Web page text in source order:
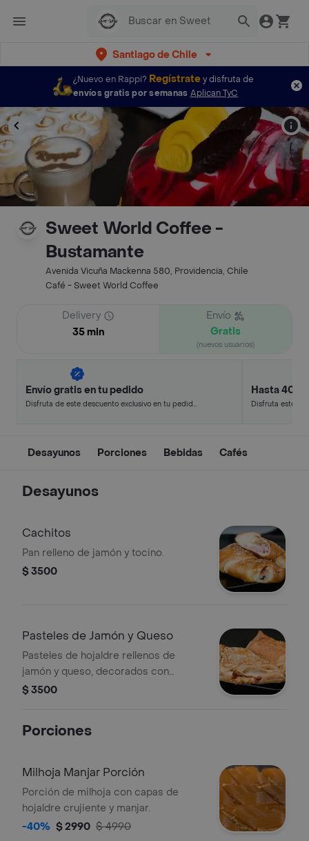
Santiago de Chile
¿Nuevo en Rappi? Regístratey disfruta de
envíos gratis por semanas Aplican TyC
Sweet World Coffee -
Bustamante
Avenida Vicuña Mackenna 580, Providencia, Chile
Café - Sweet World Coffee
Delivery
35 min
Envío
Gratis
(nuevos usuarios)
Envío gratis en tu pedido
Disfruta de este descuento exclusivo en tu pedido
Hasta 40%
Disfruta este
Desayunos Porciones Bebidas Cafés
Desayunos
Cachitos
Pan relleno de jamón y tocino.
$ 3500
Pasteles de Jamón y Queso
Pasteles de hojaldre rellenos de
jamón y queso, decorados con
semillas de sésamo.
$ 3500
Porciones
Milhoja Manjar Porción
Porción de milhoja con capas de
hojaldre crujiente y manjar.
-40% $ 2990 $ 4990